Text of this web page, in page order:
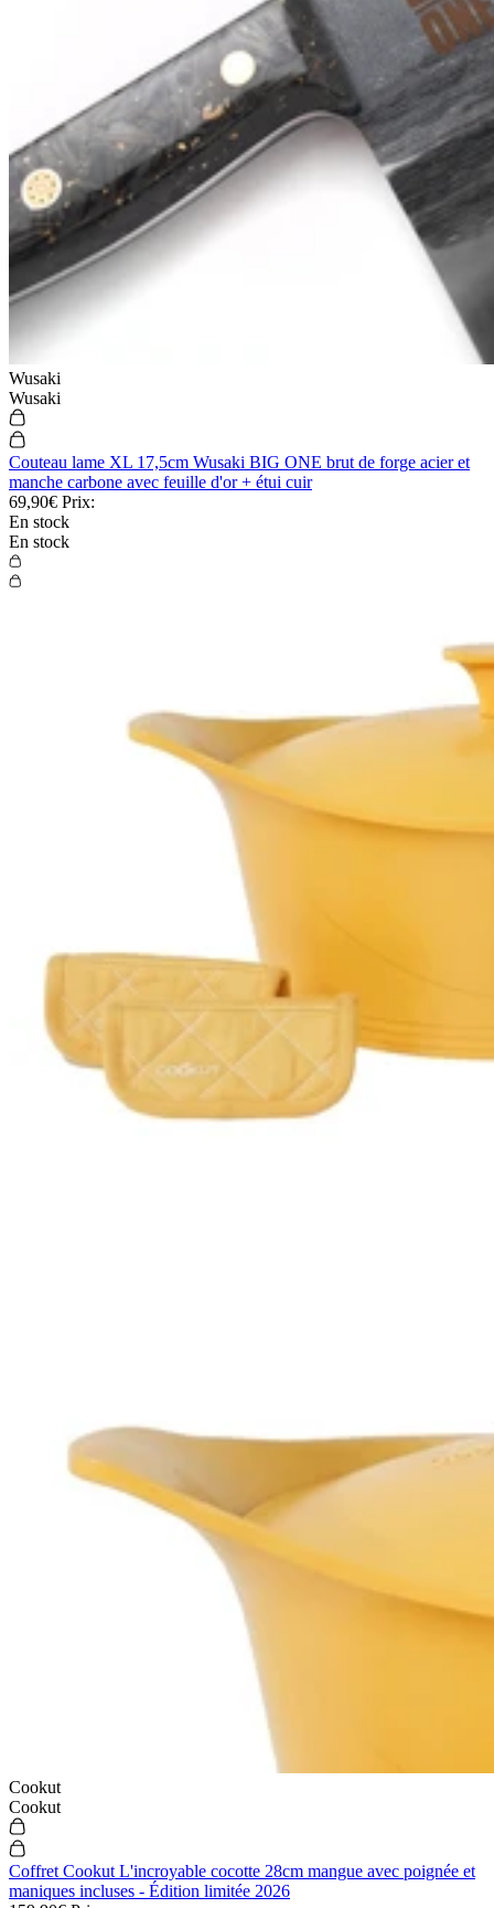
Wusaki
Wusaki
Couteau lame XL 17,5cm Wusaki BIG ONE brut de forge acier et
manche carbone avec feuille d'or + étui cuir
69,90€ Prix:
En stock
En stock
Cookut
Cookut
Coffret Cookut L'incroyable cocotte 28cm mangue avec poignée et
maniques incluses - Édition limitée 2026